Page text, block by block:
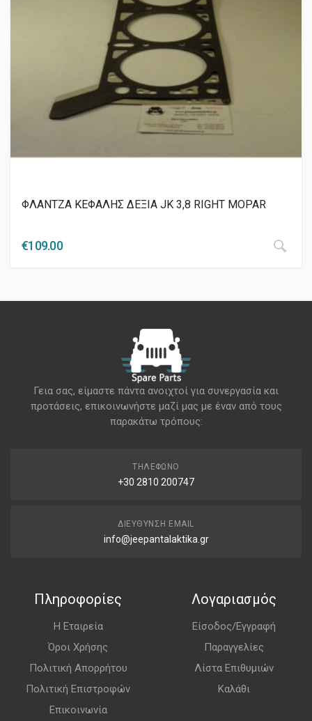
ΦΛΑΝΤΖΑ ΚΕΦΑΛΗΣ ΔΕΞΙΑ JK 3,8 RIGHT MOPAR
€109.00
Γεια σας, είμαστε πάντα ανοιχτοί για συνεργασία και
προτάσεις, επικοινωνήστε μαζί μας με έναν από τους
παρακάτω τρόπους:
ΤΗΛΈΦΩΝΟ
+30 2810 200747
ΔΙΕΎΘΥΝΣΗ EMAIL
info@jeepantalaktika.gr
Πληροφορίες
Η Εταιρεία
Όροι Χρήσης
Πολιτική Απορρήτου
Πολιτική Επιστροφών
Επικοινωνία
Λογαριασμός
Είσοδος/Εγγραφή
Παραγγελίες
Λίστα Επιθυμιών
Καλάθι